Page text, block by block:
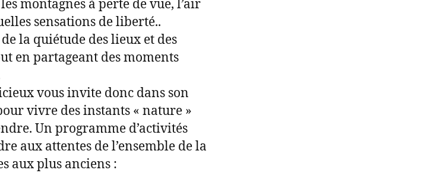
montagnes à perte de vue, l’air
sensations de liberté..
la quiétude des lieux et des
en partageant des moments
vous invite donc dans son
vivre des instants « nature »
Un programme d’activités
aux attentes de l’ensemble de la
aux plus anciens :